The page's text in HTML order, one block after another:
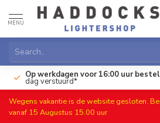
MENU
Op werkdagen voor 16:00 uur
dag verstuurd*
Wegens vakantie is de website gesloten.
vanaf 15 Augustus 15.00 uur